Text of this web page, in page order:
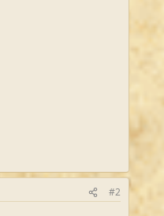
#2